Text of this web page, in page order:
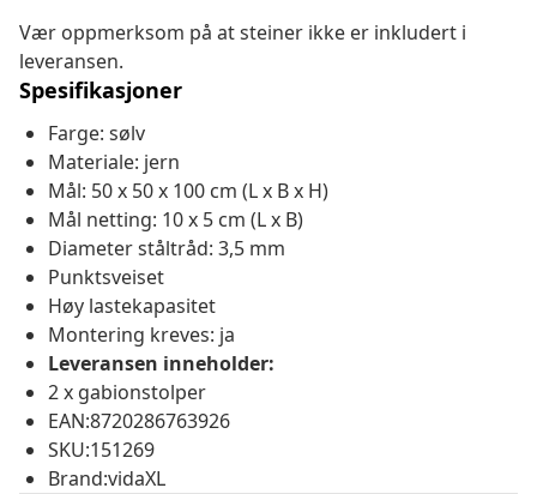
Vær oppmerksom på at steiner ikke er inkludert i
leveransen.
Spesifikasjoner
Farge: sølv
Materiale: jern
Mål: 50 x 50 x 100 cm (L x B x H)
Mål netting: 10 x 5 cm (L x B)
Diameter ståltråd: 3,5 mm
Punktsveiset
Høy lastekapasitet
Montering kreves: ja
Leveransen inneholder:
2 x gabionstolper
EAN:8720286763926
SKU:151269
Brand:vidaXL